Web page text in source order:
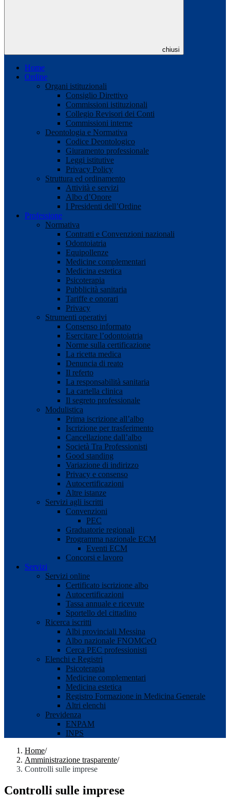
chiusi
Home
Ordine
Organi istituzionali
Consiglio Direttivo
Commissioni istituzionali
Collegio Revisori dei Conti
Commissioni interne
Deontologia e Normativa
Codice Deontologico
Giuramento professionale
Leggi istitutive
Privacy Policy
Struttura ed ordinamento
Attività e servizi
Albo d’Onore
I Presidenti dell’Ordine
Professione
Normativa
Contratti e Convenzioni nazionali
Odontoiatria
Equipollenze
Medicine complementari
Medicina estetica
Psicoterapia
Pubblicità sanitaria
Tariffe e onorari
Privacy
Strumenti operativi
Consenso informato
Esercitare l’odontoiatria
Norme sulla certificazione
La ricetta medica
Denuncia di reato
Il referto
La responsabilità sanitaria
La cartella clinica
Il segreto professionale
Modulistica
Prima iscrizione all’albo
Iscrizione per trasferimento
Cancellazione dall’albo
Società Tra Professionisti
Good standing
Variazione di indirizzo
Privacy e consenso
Autocertificazioni
Altre istanze
Servizi agli iscritti
Convenzioni
PEC
Graduatorie regionali
Programma nazionale ECM
Eventi ECM
Concorsi e lavoro
Servizi
Servizi online
Certificato iscrizione albo
Autocertificazioni
Tassa annuale e ricevute
Sportello del cittadino
Ricerca iscritti
Albi provinciali Messina
Albo nazionale FNOMCeO
Cerca PEC professionisti
Elenchi e Registri
Psicoterapia
Medicine complementari
Medicina estetica
Registro Formazione in Medicina Generale
Altri elenchi
Previdenza
ENPAM
INPS
Home/
Amministrazione trasparente/
Controlli sulle imprese
Controlli sulle imprese